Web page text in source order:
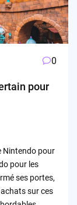
0
pour
Nintendo pour
pour les
ses portes,
sur ces